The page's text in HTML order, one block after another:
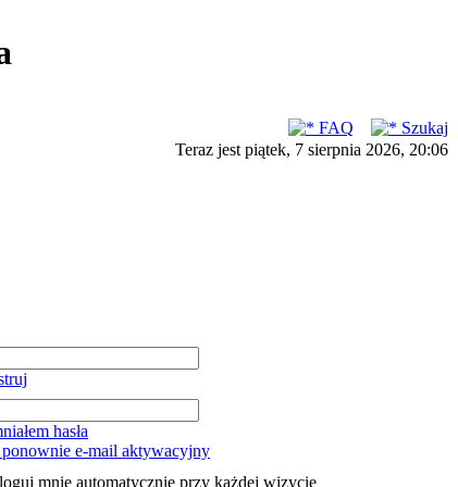
FAQ
Szukaj
Teraz jest piątek, 7 sierpnia 2026, 20:06
hasła
e-mail aktywacyjny
mnie automatycznie przy każdej wizycie